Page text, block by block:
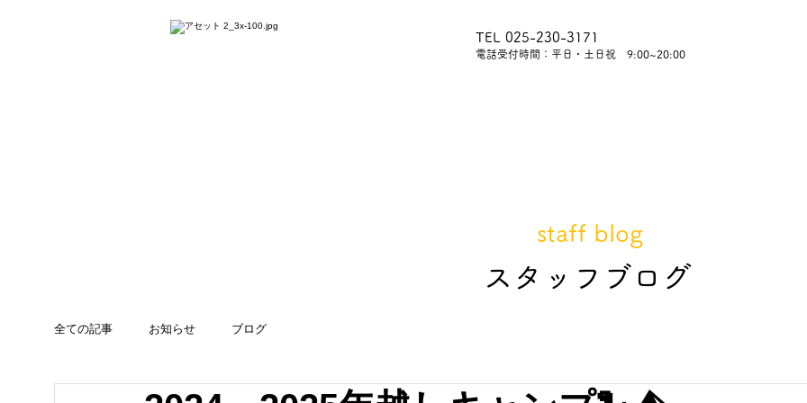
TEL 025-230-3171
​電話受付時間：平日・土日祝 9:00~20:00
全ての記事 お知らせ ブログ
​スタッフブログ
staff blog